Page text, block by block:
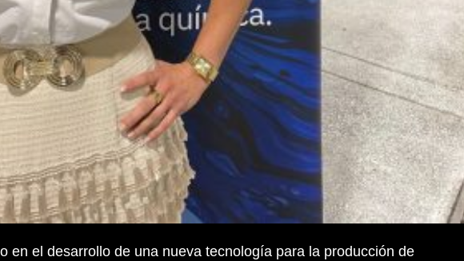
en el desarrollo de una nueva tecnología para la producción de